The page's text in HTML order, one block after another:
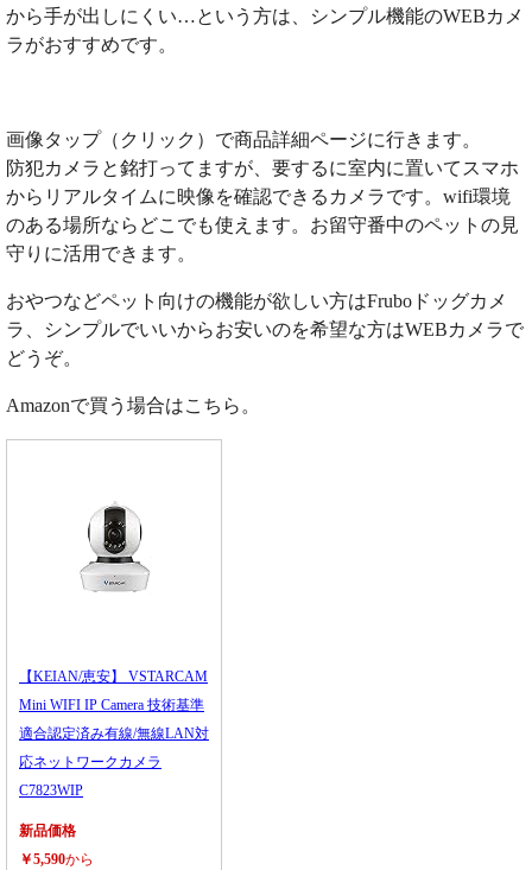
から手が出しにくい…という方は、シンプル機能のWEBカメ
ラがおすすめです。
画像タップ（クリック）で商品詳細ページに行きます。
防犯カメラと銘打ってますが、要するに室内に置いてスマホ
からリアルタイムに映像を確認できるカメラです。wifi環境
のある場所ならどこでも使えます。お留守番中のペットの見
守りに活用できます。
おやつなどペット向けの機能が欲しい方はFruboドッグカメ
ラ、シンプルでいいからお安いのを希望な方はWEBカメラで
どうぞ。
Amazonで買う場合はこちら。
【KEIAN/恵安】 VSTARCAM
Mini WIFI IP Camera 技術基準
適合認定済み有線/無線LAN対
応ネットワークカメラ
C7823WIP
新品価格
￥5,590から